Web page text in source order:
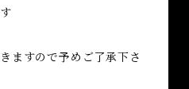
ますので予めご了承下さ